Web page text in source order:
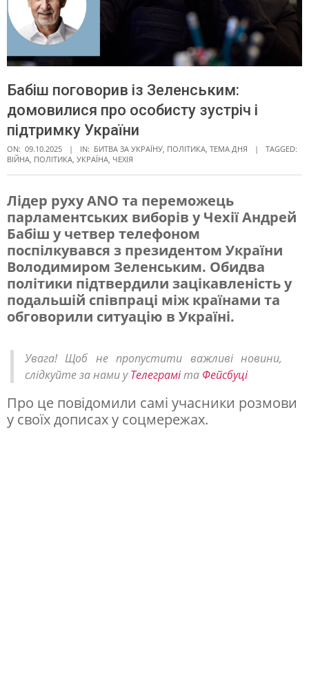
Бабіш поговорив із Зеленським:
домовилися про особисту зустріч і
підтримку України
ON: 09.10.2025 IN: БИТВА ЗА УКРАЇНУ, ПОЛІТИКА, ТЕМА ДНЯ
TAGGED:
ВІЙНА, ПОЛІТИКА, УКРАЇНА, ЧЕХІЯ
Б
а
б
і
ш
о
о
в
Лідер руху ANO та переможець
парламентських виборів у Чехії Андрей
Бабіш у четвер телефоном
поспілкувався з президентом України
Володимиром Зеленським. Обидва
політики підтвердили зацікавленість у
подальшій співпраці між країнами та
обговорили ситуацію в Україні.
Увага! Щоб не пропустити важливі новини,
слідкуйте за нами уТелеграміта Фейсбуці
Про це повідомили самі учасники розмови
у своїх дописах у соцмережах.